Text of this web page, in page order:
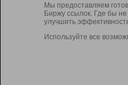
Мы предоставляем
Биржу ссылок. Где бы
улучшить
Используйте все